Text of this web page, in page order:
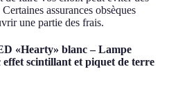
assurances obsèques
une partie des frais.
«Hearty» blanc – Lampe
scintillant et piquet de terre